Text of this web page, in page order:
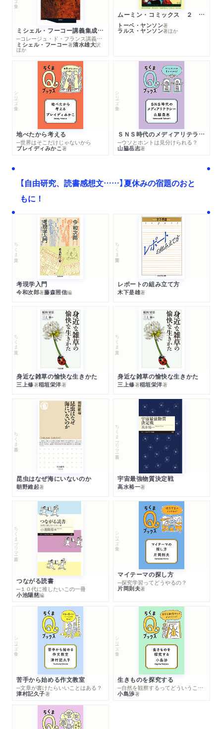
ミシェル・フーコー講義集成１０ 主体性と真理
─コレージュ・ド・フランス講義１９８０－１９８１年度
ミシェル・フーコー著清水雄大訳
ほか
ムーミン・コミックス ２ あこがれの遠い土地
トーベ・ヤンソン著
ラルス・ヤンソン著ほか
シリーズ・全集
地べたから考える
─世界はそこだけじゃないから
ブレイディみかこ著
シリーズ・全集
ＳＮＳ時代のメディアリテラシー
─ウソとホントは見分けられる？
山脇岳志著
【自由研究、読書感想文……】夏休みの宿題のおと
もに！
ちくま文庫
考現学入門
今和次郎著藤森照信編
ちくま学芸文庫
レポートの組み立て方
木下是雄著
ちくま文庫
身近な雑草の愉快な生きかた
三上修著稲垣栄洋著
ちくま文庫
身近な雑草の愉快な生きかた
三上修著稲垣栄洋著
ちくま新書
昆虫はなぜ海にいないのか
朝野維起著
ちくまプリマー新書
宇宙最強物質決定戦
高水裕一著
ちくまプリマー新書
つながる読書
─１０代に推したいこの一冊
小池陽慈編
シリーズ・全集
マイテーマの探し方
─探究学習ってどうやるの？
片岡則夫著
シリーズ・全集
苦手から始める作文教室
─文章が書けたらいいことはある？
津村記久子著
シリーズ・全集
生きものを探究する
─自然を観察するってどういうこと？
小島渉著